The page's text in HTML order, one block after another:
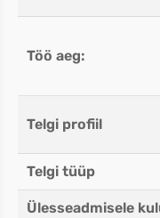
Töö aeg:
Telgi profiil
Telgi tüüp
Ülesseadmisele